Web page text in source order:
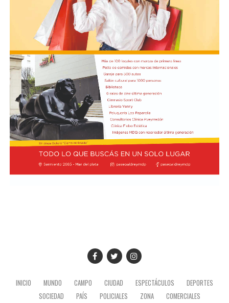
El presidente Javier Milei recibió el título de Doctor
Honoris Causa.
Previamente, Milei participó del acto de juramentación
y toma de mando de la presidenta de Perú, Keiko
Fujimori, realizado en el Congreso de ese país, en el
marco de su visita oficial a Lima.
El presidente viajó acompañado por una comitiva
integrada por el canciller Pablo Quirno y la secretaria
general de la Presidencia, Karina Milei.
INICIO MUNDO CAMPO CIUDAD ESPECTÁCULOS
DEPORTES
SOCIEDAD
PAÍS POLICIALES ZONA COMERCIALES